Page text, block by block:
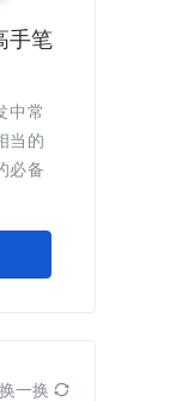
手笔
中常
当的
必备
换一换 